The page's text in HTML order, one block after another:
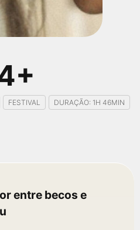
FESTIVAL DURAÇÃO: 1H 46MIN
entre becos e